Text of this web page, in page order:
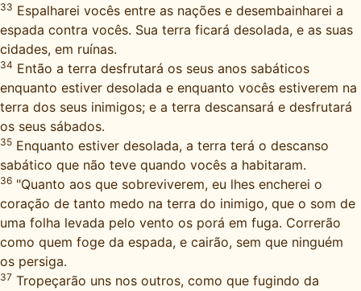
33 Espalharei vocês entre as nações e desembainharei a
espada contra vocês. Sua terra ficará desolada, e as suas
cidades, em ruínas.
34 Então a terra desfrutará os seus anos sabáticos
enquanto estiver desolada e enquanto vocês estiverem na
terra dos seus inimigos; e a terra descansará e desfrutará
os seus sábados.
35 Enquanto estiver desolada, a terra terá o descanso
sabático que não teve quando vocês a habitaram.
36 "Quanto aos que sobreviverem, eu lhes encherei o
coração de tanto medo na terra do inimigo, que o som de
uma folha levada pelo vento os porá em fuga. Correrão
como quem foge da espada, e cairão, sem que ninguém
os persiga.
37 Tropeçarão uns nos outros, como que fugindo da